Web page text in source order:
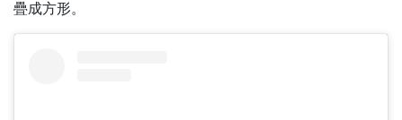
疊成方形。